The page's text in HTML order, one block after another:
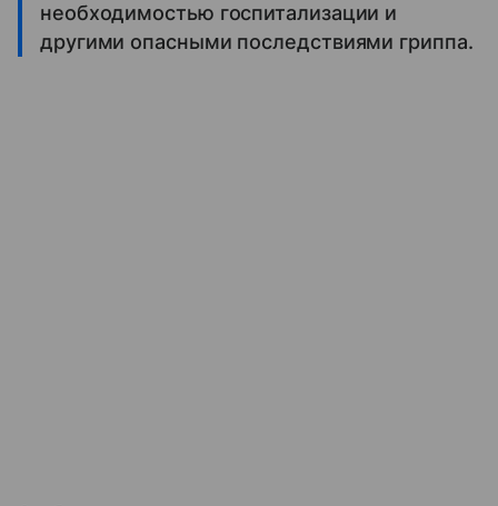
необходимостью госпитализации и
другими опасными последствиями гриппа.